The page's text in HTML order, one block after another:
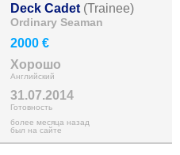
Deck Cadet (Trainee)
Ordinary Seaman
2000 €
Хорошо
Английский
31.07.2014
Готовность
более месяца назад
был на сайте